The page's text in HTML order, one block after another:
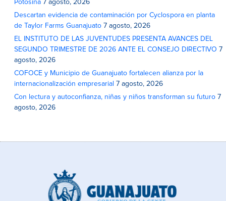
Potosina 7 agosto, 2026
Descartan evidencia de contaminación por Cyclospora en planta
de Taylor Farms Guanajuato 7 agosto, 2026
EL INSTITUTO DE LAS JUVENTUDES PRESENTA AVANCES DEL
SEGUNDO TRIMESTRE DE 2026 ANTE EL CONSEJO DIRECTIVO 7
agosto, 2026
COFOCE y Municipio de Guanajuato fortalecen alianza por la
internacionalización empresarial 7 agosto, 2026
Con lectura y autoconfianza, niñas y niños transforman su futuro 7
agosto, 2026